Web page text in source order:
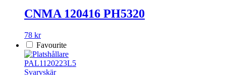
CNMA 120416 PH5320
78 kr
Favourite
PAL1120223L5
Svarvskär